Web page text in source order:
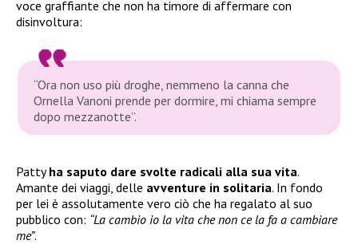
voce graffiante che non ha timore di affermare con
disinvoltura:
“Ora non uso più droghe, nemmeno la canna che
Ornella Vanoni prende per dormire, mi chiama sempre
dopo mezzanotte”.
Pattyha saputo dare svolte radicali alla sua vita.
Amante dei viaggi, delle avventure in solitaria. In fondo
per lei è assolutamente vero ciò che ha regalato al suo
pubblico con: “La cambio io la vita che non ce la fa a cambiare
me”.